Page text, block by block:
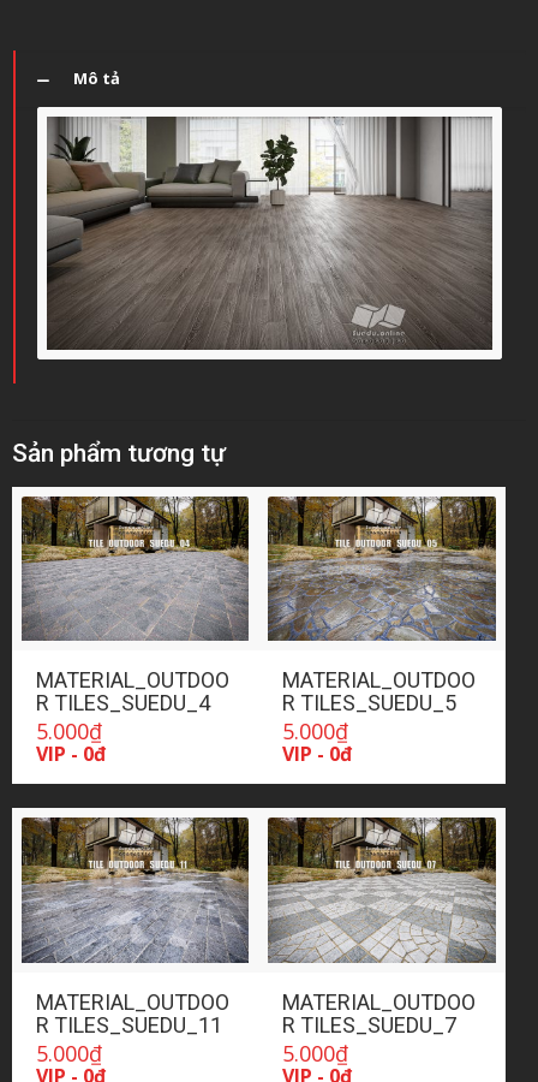
Mô tả
Sản phẩm tương tự
MATERIAL_OUTDOO
R TILES_SUEDU_4
5.000₫
VIP - 0đ
MATERIAL_OUTDOO
R TILES_SUEDU_5
5.000₫
VIP - 0đ
MATERIAL_OUTDOO
R TILES_SUEDU_11
5.000₫
VIP - 0đ
MATERIAL_OUTDOO
R TILES_SUEDU_7
5.000₫
VIP - 0đ